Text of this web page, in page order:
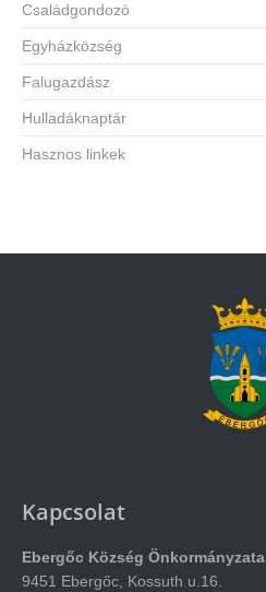
Családgondozó
Egyházközség
Falugazdász
Hulladáknaptár
Hasznos linkek
Kapcsolat
Ebergőc Község Önkormányzata
9451 Ebergőc, Kossuth u.16.